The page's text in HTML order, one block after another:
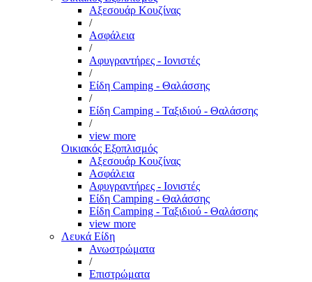
Αξεσουάρ Κουζίνας
/
Ασφάλεια
/
Αφυγραντήρες - Ιονιστές
/
Είδη Camping - Θαλάσσης
/
Είδη Camping - Ταξιδιού - Θαλάσσης
/
view more
Οικιακός Εξοπλισμός
Αξεσουάρ Κουζίνας
Ασφάλεια
Αφυγραντήρες - Ιονιστές
Είδη Camping - Θαλάσσης
Είδη Camping - Ταξιδιού - Θαλάσσης
view more
Λευκά Είδη
Ανωστρώματα
/
Επιστρώματα